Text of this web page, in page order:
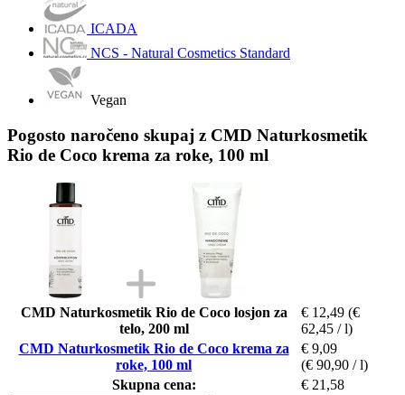
ICADA
NCS - Natural Cosmetics Standard
Vegan
Pogosto naročeno skupaj z CMD Naturkosmetik
Rio de Coco krema za roke, 100 ml
CMD Naturkosmetik Rio de Coco losjon za
telo, 200 ml
€ 12,49 (€
62,45 / l)
CMD Naturkosmetik Rio de Coco krema za
roke, 100 ml
€ 9,09
(€ 90,90 / l)
Skupna cena:
€ 21,58